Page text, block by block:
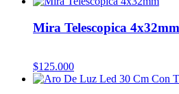
Mira Telescopica 4x32mm
$125.000